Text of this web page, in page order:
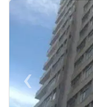
< <<
‹Previous